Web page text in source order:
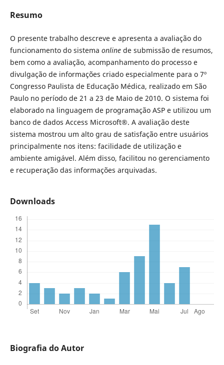
Resumo
O presente trabalho descreve e apresenta a avaliação do
funcionamento do sistema onlinede submissão de resumos,
bem como a avaliação, acompanhamento do processo e
divulgação de informações criado especialmente para o 7º
Congresso Paulista de Educação Médica, realizado em São
Paulo no período de 21 a 23 de Maio de 2010. O sistema foi
elaborado na linguagem de programação ASP e utilizou um
banco de dados Access Microsoft®. A avaliação deste
sistema mostrou um alto grau de satisfação entre usuários
principalmente nos itens: facilidade de utilização e
ambiente amigável. Além disso, facilitou no gerenciamento
e recuperação das informações arquivadas.
Downloads
Biografia do Autor